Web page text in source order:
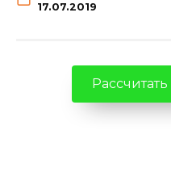
17.07.2019
Рассчитать